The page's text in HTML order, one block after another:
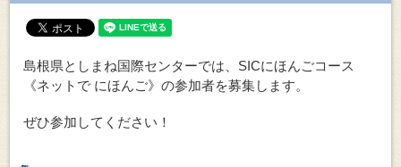
島根県としまね国際センターでは、SICにほんごコース
《ネットで にほんご》の参加者を募集します。
ぜひ参加してください！